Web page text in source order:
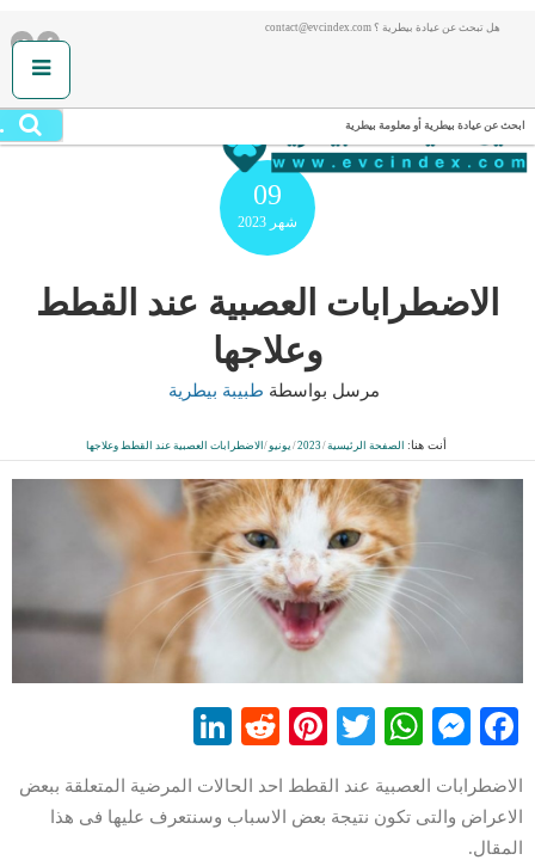
هل تبحث عن عيادة بيطرية ؟ contact@evcindex.com
ابحث عن عيادة بيطرية أو معلومة بيطرية
09
شهر 2023
الاضطرابات العصبية عند القطط
وعلاجها
مرسل بواسطة طبيبة بيطرية
أنت هنا: الصفحة الرئيسية/
2023
/ يونيو/الاضطرابات العصبية عند القطط وعلاجها
Facebook
Messenger
WhatsApp
Twitter
Pinterest
Reddit
الاضطرابات العصبية عند القطط احد الحالات المرضية المتعلقة ببعض
الاعراض والتى تكون نتيجة بعض الاسباب وسنتعرف عليها فى هذا
المقال.